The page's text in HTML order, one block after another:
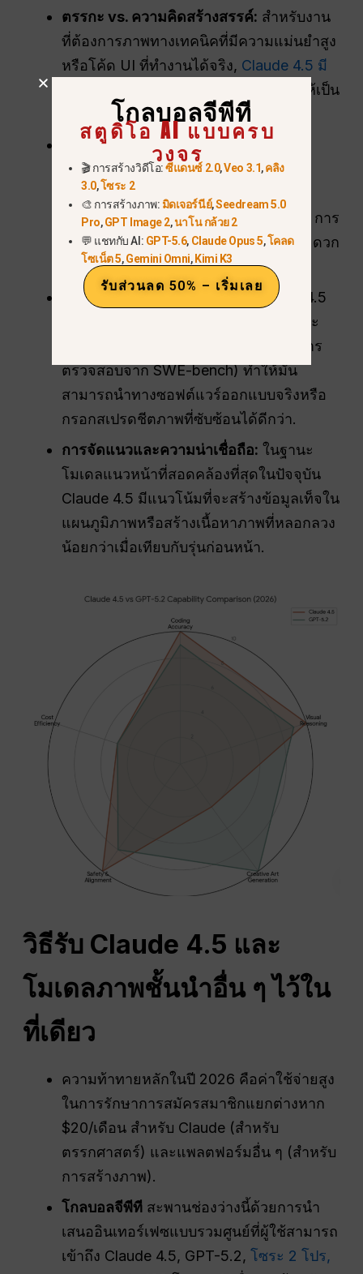
ตรรกะ vs. ความคิดสร้างสรรค์: สำหรับงาน
ที่ต้องการภาพทางเทคนิคที่มีความแม่นยำสูง
หรือโค้ด UI ที่ทำงานได้จริง, Claude 4.5 มี
ทำให้เป็น
ตัวเลือกที่นักพัฒนาชื่นชอบ.
การแสดงออกทางศิลปะ:
ต้องการพื้นผิวที่สมจริงเหมือนภาพถ่าย,
ศิลปะดิจิทัลเชิงนามธรรม, หรือการ
สังเคราะห์ภาพที่สร้างสรรค์ “นอกกรอบ” การ
ผสานรวม DALL-E ของ GPT-5 ยังคงสะดวก
กว่าสำหรับผู้ที่ไม่ใช่โปรแกรมเมอร์.
ประโยชน์ใช้สอยในทางปฏิบัติ:
Claude 4.5
นำหน้าในด้าน “การใช้คอมพิวเตอร์” และ
วิศวกรรมซอฟต์แวร์ในโลกจริง (ได้รับการ
ตรวจสอบจาก SWE-bench) ทำให้มัน
สามารถนำทางซอฟต์แวร์ออกแบบจริงหรือ
กรอกสเปรดชีตภาพที่ซับซ้อนได้ดีกว่า.
การจัดแนวและความน่าเชื่อถือ: ในฐานะ
โมเดลแนวหน้าที่สอดคล้องที่สุดในปัจจุบัน
Claude 4.5 มีแนวโน้มที่จะสร้างข้อมูลเท็จใน
แผนภูมิภาพหรือสร้างเนื้อหาภาพที่หลอกลวง
น้อยกว่าเมื่อเทียบกับรุ่นก่อนหน้า.
วิธีรับ Claude 4.5 และ
โมเดลภาพชั้นนำอื่น ๆ ไว้ใน
ที่เดียว
ความท้าทายหลักในปี 2026 คือค่าใช้จ่ายสูง
ในการรักษาการสมัครสมาชิกแยกต่างหาก
$20/เดือน สำหรับ Claude (สำหรับ
ตรรกศาสตร์) และแพลตฟอร์มอื่น ๆ (สำหรับ
การสร้างภาพ).
โกลบอลจีพีที สะพานช่องว่างนี้ด้วยการนำ
เสนออินเทอร์เฟซแบบรวมศูนย์ที่ผู้ใช้สามารถ
เข้าถึง Claude 4.5, GPT-5.2,โซระ 2 โปร,
โกลบอลจีพีที
สตูดิโอ AI แบบครบ
วงจร
🎬 การสร้างวิดีโอ:ซีแดนซ์ 2.0,Veo 3.1,คลิง
3.0,โซระ 2
🎨 การสร้างภาพ: มิดเจอร์นีย์,Seedream 5.0
Pro,GPT Image 2,นาโน กล้วย 2
💬 แชทกับ AI: GPT-5.6, Claude Opus 5,โคลด
โซเน็ต 5,Gemini Omni, Kimi K3
รับส่วนลด 50% – เริ่มเลย